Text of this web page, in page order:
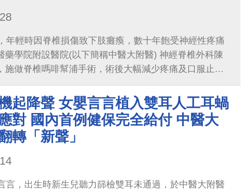
年輕時因脊椎損傷致下肢癱瘓，數十年飽受神經性疼痛
藥學院附設醫院(以下簡稱中醫大附醫) 神經脊椎外科陳
施做脊椎嗎啡幫浦手術，術後大幅減少疼痛及口服止痛
起降聲 女嬰言言植入雙耳人工耳蝸
對 國內首例健保完全給付 中醫大
轉「新聲」
言，出生時新生兒聽力篩檢雙耳未通過，於中醫大附醫